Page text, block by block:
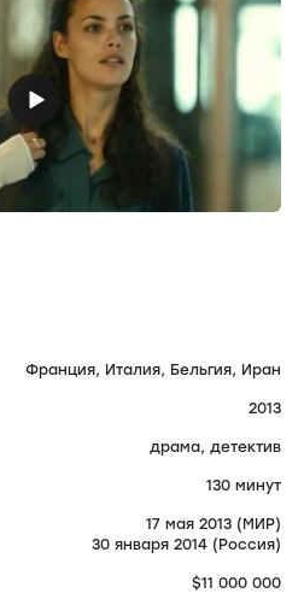
Франция, Италия, Бельгия, Иран
2013
драма, детектив
130 минут
17 мая 2013 (МИР)
30 января 2014 (Россия)
$11 000 000